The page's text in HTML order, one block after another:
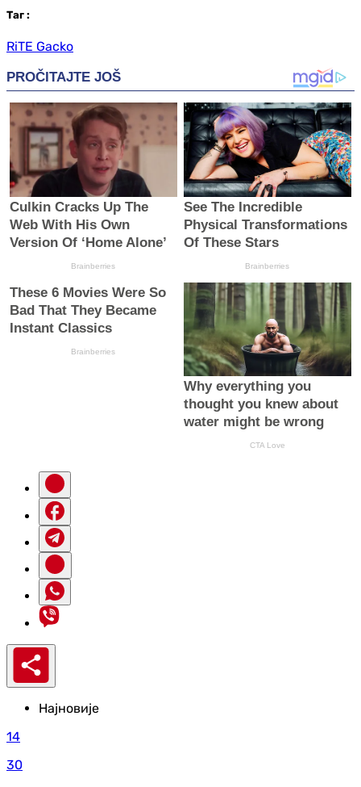
Таг :
RiTE Gacko
Најновије
14
30